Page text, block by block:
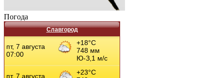
Погода
Славгород